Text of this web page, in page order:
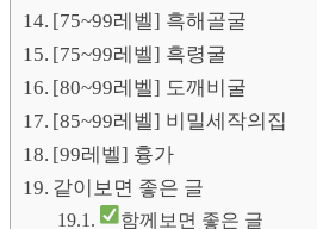
[75~99레벨] 흑해골굴
[75~99레벨] 흑령굴
[80~99레벨] 도깨비굴
[85~99레벨] 비밀세작의집
[99레벨] 흉가
같이보면 좋은 글
함께보면 좋은 글